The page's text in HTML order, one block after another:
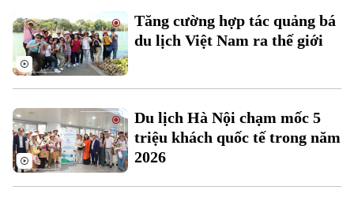
Xu hướng
Tăng cường hợp tác quảng bá
du lịch Việt Nam ra thế giới
Du lịch Hà Nội chạm mốc 5
triệu khách quốc tế trong năm
2026